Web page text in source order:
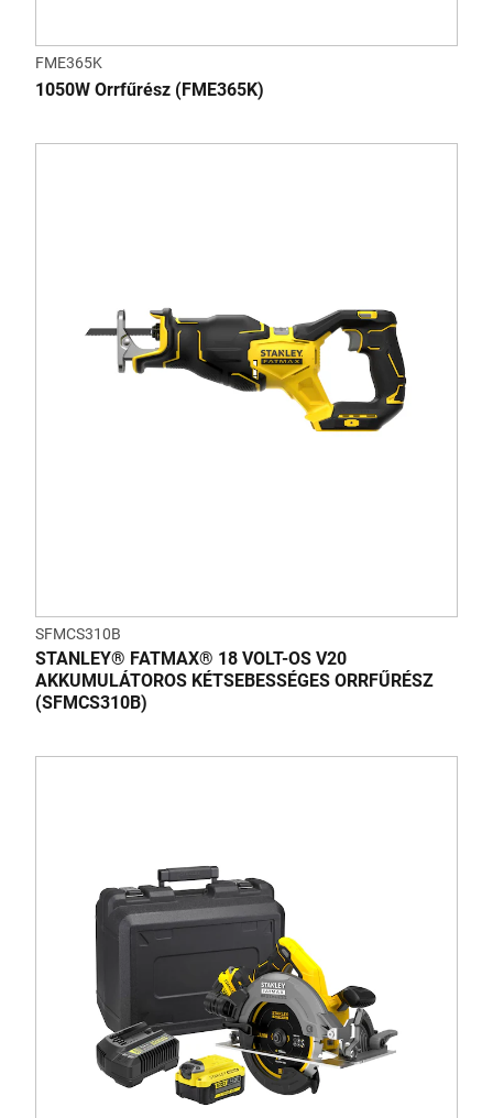
FME365K
1050W Orrfűrész (FME365K)
SFMCS310B
STANLEY® FATMAX® 18 VOLT-OS V20
AKKUMULÁTOROS KÉTSEBESSÉGES ORRFŰRÉSZ
(SFMCS310B)